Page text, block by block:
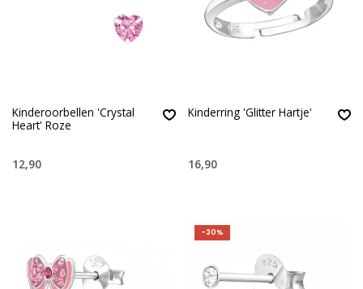
Kinderoorbellen 'Crystal
Heart' Roze
12,90
Kinderring 'Glitter Hartje'
16,90
-30%